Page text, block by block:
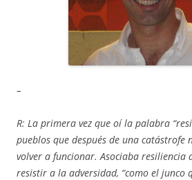
–
R: La primera vez que oí la palabra
pueblos que después de una catástrofe
volver a funcionar. Asociaba resiliencia
resistir a la adversidad, “como el junco